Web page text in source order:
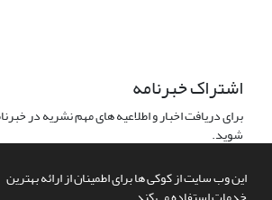
این وب سایت از کوکی ها برای اطمینان از ارائه بهترین
اشتراک خبرنامه
برای دریافت اخبار و اطلاعیه های مهم نشریه در
شوید.